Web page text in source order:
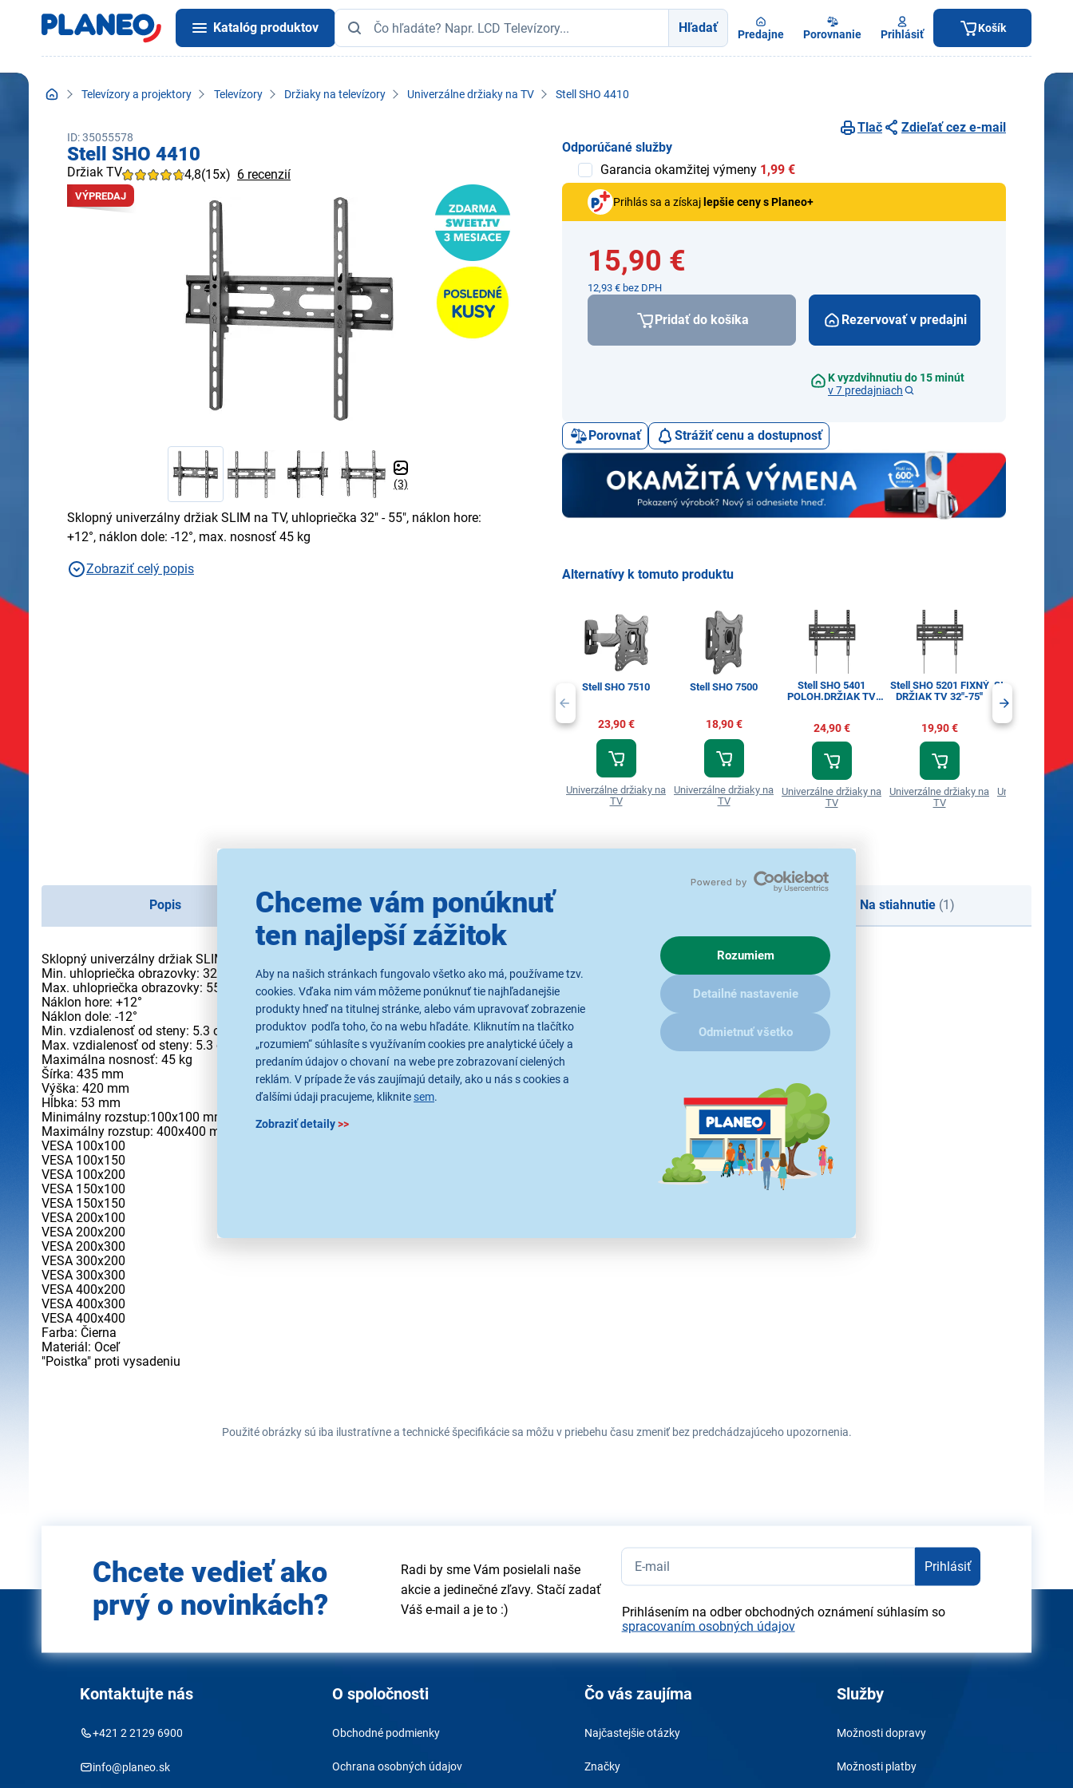
Chceme vám ponúknuť
ten najlepší zážitok
Aby na našich stránkach fungovalo všetko ako má, používame tzv.
cookies. Vďaka nim vám môžeme ponúknuť tie najhľadanejšie
produkty hneď na titulnej stránke, alebo vám upravovať zobrazenie
produktov podľa toho, čo na webu hľadáte. Kliknutím na tlačítko
„rozumiem“ súhlasíte s využívaním cookies pre analytické účely a
predaním údajov o chovaní na webe pre zobrazovaní cielených
reklám. V prípade že vás zaujímajú detaily, ako u nás s cookies a
ďalšími údaji pracujeme, kliknite sem.
Zobraziť detaily>>
Rozumiem
Detailné nastavenie
Odmietnuť všetko
Katalóg produktov Hľadať Predajne Porovnanie Prihlásiť Košík
Televízory a projektory Televízory Držiaky na televízory Univerzálne držiaky na TV Stell SHO 4410
ID: 35055578
Stell SHO 4410
Držiak TV 4,8(15x) 6 recenzií
VÝPREDAJ
(3)
Sklopný univerzálny držiak SLIM na TV, uhlopriečka 32" - 55", náklon hore:
+12°, náklon dole: -12°, max. nosnosť 45 kg
Zobraziť celý popis
Tlač
Zdieľať cez e-mail
Odporúčané služby
Garancia okamžitej výmeny 1,99 €
Prihlás sa a získaj lepšie ceny s Planeo+
15,90 €
12,93 € bez DPH
Pridať do košíka Rezervovať v predajni
K vyzdvihnutiu do 15 minút
v 7 predajniach
Porovnať Strážiť cenu a dostupnosť
Alternatívy k tomuto produktu
Stell SHO 7510
23,90 €
Univerzálne držiaky na
TV
Stell SHO 7500
18,90 €
Univerzálne držiaky na
TV
Stell SHO 5401
POLOH.DRŽIAK TV
24,90 €
Univerzálne držiaky na
TV
Stell SHO 5201 FIXNÝ
DRŽIAK TV 32"-75''
19,90 €
Univerzálne držiaky na
TV
Stell SHO 5411 POLOH.
DRŽIAK TV
Univerzálne
Popis Parametre Na stiahnutie (1)
Sklopný univerzálny držiak SLIM na TV
Min. uhlopriečka obrazovky: 32"
Max. uhlopriečka obrazovky: 55"
Náklon hore: +12°
Náklon dole: -12°
Min. vzdialenosť od steny: 5.3 cm
Max. vzdialenosť od steny: 5.3 cm
Maximálna nosnosť: 45 kg
Šírka: 435 mm
Výška: 420 mm
Hĺbka: 53 mm
Minimálny rozstup:100x100 mm
Maximálny rozstup: 400x400 mm
VESA 100x100
VESA 100x150
VESA 100x200
VESA 150x100
VESA 150x150
VESA 200x100
VESA 200x200
VESA 200x300
VESA 300x200
VESA 300x300
VESA 400x200
VESA 400x300
VESA 400x400
Farba: Čierna
Materiál: Oceľ
"Poistka" proti vysadeniu
Použité obrázky sú iba ilustratívne a technické špecifikácie sa môžu v priebehu času zmeniť bez predchádzajúceho upozornenia.
e-mail
Chcete vedieť ako
prvý o novinkách?
Radi by sme Vám posielali naše
akcie a jedinečné zľavy. Stačí zadať
Váš e-mail a je to :)
Prihlásiť
Prihlásením na odber obchodných oznámení súhlasím so
spracovaním osobných údajov
Kontaktujte nás
+421 2 2129 6900
info@planeo.sk
O spoločnosti
Obchodné podmienky
Ochrana osobných údajov
Čo vás zaujíma
Najčastejšie otázky
Značky
Služby
Možnosti dopravy
Možnosti platby